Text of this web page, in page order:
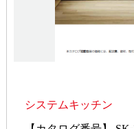
システムキッチン